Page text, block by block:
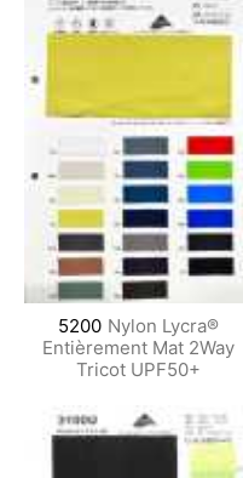
5200 Nylon Lycra®
Entièrement Mat 2Way
Tricot UPF50+